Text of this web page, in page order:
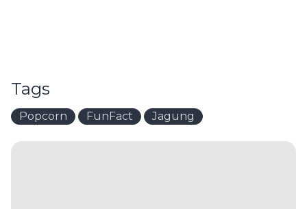
Tags
Popcorn FunFact Jagung